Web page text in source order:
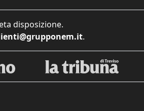
disposizione.
.